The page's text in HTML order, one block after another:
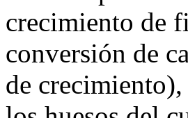
crecimiento de
conversión de
de